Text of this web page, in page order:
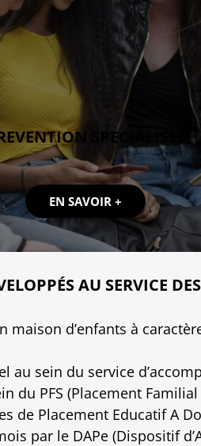
SPECIALISEE
EN SAVOIR +
AU SERVICE
d’enfants à
sein du service
du PFS (Placement
de Placement Educatif A
par le DAPe (Dispositif